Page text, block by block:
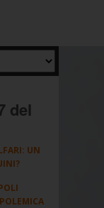
del
UN